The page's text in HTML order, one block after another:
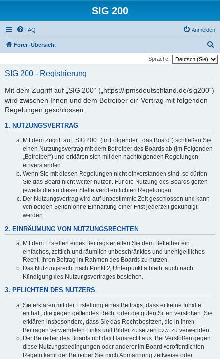
SIG 200
FAQ Anmelden
Foren-Übersicht
u
Sprache:
SIG 200 - Registrierung
Mit dem Zugriff auf „SIG 200“ („https://ipmsdeutschland.de/sig200“)
wird zwischen Ihnen und dem Betreiber ein Vertrag mit folgenden
Regelungen geschlossen:
1. NUTZUNGSVERTRAG
Mit dem Zugriff auf „SIG 200“ (im Folgenden „das Board“) schließen Sie
einen Nutzungsvertrag mit dem Betreiber des Boards ab (im Folgenden
„Betreiber“) und erklären sich mit den nachfolgenden Regelungen
einverstanden.
Wenn Sie mit diesen Regelungen nicht einverstanden sind, so dürfen
Sie das Board nicht weiter nutzen. Für die Nutzung des Boards gelten
jeweils die an dieser Stelle veröffentlichten Regelungen.
Der Nutzungsvertrag wird auf unbestimmte Zeit geschlossen und kann
von beiden Seiten ohne Einhaltung einer Frist jederzeit gekündigt
werden.
2. EINRÄUMUNG VON NUTZUNGSRECHTEN
Mit dem Erstellen eines Beitrags erteilen Sie dem Betreiber ein
einfaches, zeitlich und räumlich unbeschränktes und unentgeltliches
Recht, Ihren Beitrag im Rahmen des Boards zu nutzen.
Das Nutzungsrecht nach Punkt 2, Unterpunkt a bleibt auch nach
Kündigung des Nutzungsvertrages bestehen.
3. PFLICHTEN DES NUTZERS
Sie erklären mit der Erstellung eines Beitrags, dass er keine Inhalte
enthält, die gegen geltendes Recht oder die guten Sitten verstoßen. Sie
erklären insbesondere, dass Sie das Recht besitzen, die in Ihren
Beiträgen verwendeten Links und Bilder zu setzen bzw. zu verwenden.
Der Betreiber des Boards übt das Hausrecht aus. Bei Verstößen gegen
diese Nutzungsbedingungen oder anderer im Board veröffentlichten
Regeln kann der Betreiber Sie nach Abmahnung zeitweise oder